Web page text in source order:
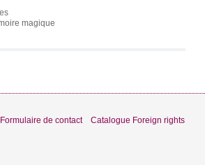
magique
grimoire de sorcière alchimiste
Formulaire de contact Catalogue Foreign rights